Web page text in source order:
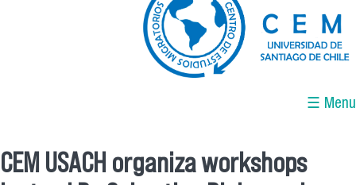
☰ Menu
CEM USACH organiza workshops